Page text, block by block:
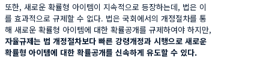
또한, 새로운 확률형 아이템이 지속적으로 등장하는데, 법은 이
를 효과적으로 규제할 수 없다. 법은 국회에서의 개정절차를 통
해 새로운 확률형 아이템에 대한 확률공개를 규제하여야 하지만,
자율규제는 법 개정절차보다 빠른 강령개정과 시행으로 새로운
확률형 아이템에 대한 확률공개를 신속하게 유도할 수 있다.